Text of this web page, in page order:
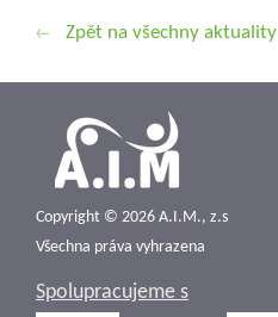
Zpět na všechny aktuality
Copyright © 2026 A.I.M., z.s
Všechna práva vyhrazena
Spolupracujeme s